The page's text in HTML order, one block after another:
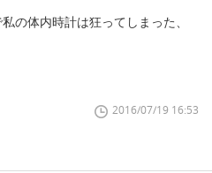
の体内時計は狂ってしまった、
2016/07/19 16:53